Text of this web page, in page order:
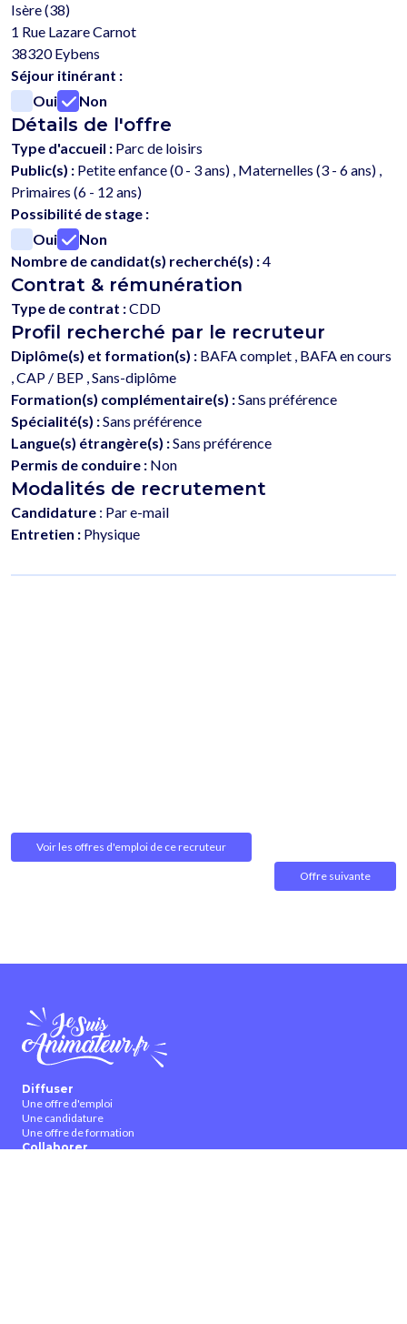
Isère (38)
1 Rue Lazare Carnot
38320 Eybens
Séjour itinérant :
Oui
Non
Détails de l'offre
Type d'accueil : Parc de loisirs
Public(s) : Petite enfance (0 - 3 ans) , Maternelles (3 - 6 ans) ,
Primaires (6 - 12 ans)
Possibilité de stage :
Oui
Non
Nombre de candidat(s) recherché(s) :4
Contrat & rémunération
Type de contrat :CDD
Profil recherché par le recruteur
Diplôme(s) et formation(s) : BAFA complet , BAFA en cours
, CAP / BEP , Sans-diplôme
Formation(s) complémentaire(s) :Sans préférence
Spécialité(s) :Sans préférence
Langue(s) étrangère(s) :Sans préférence
Permis de conduire : Non
Modalités de recrutement
Candidature : Par e-mail
Entretien : Physique
Voir les offres d'emploi de ce recruteur
Offre suivante
Diffuser
Une offre d'emploi
Une candidature
Une offre de formation
Collaborer